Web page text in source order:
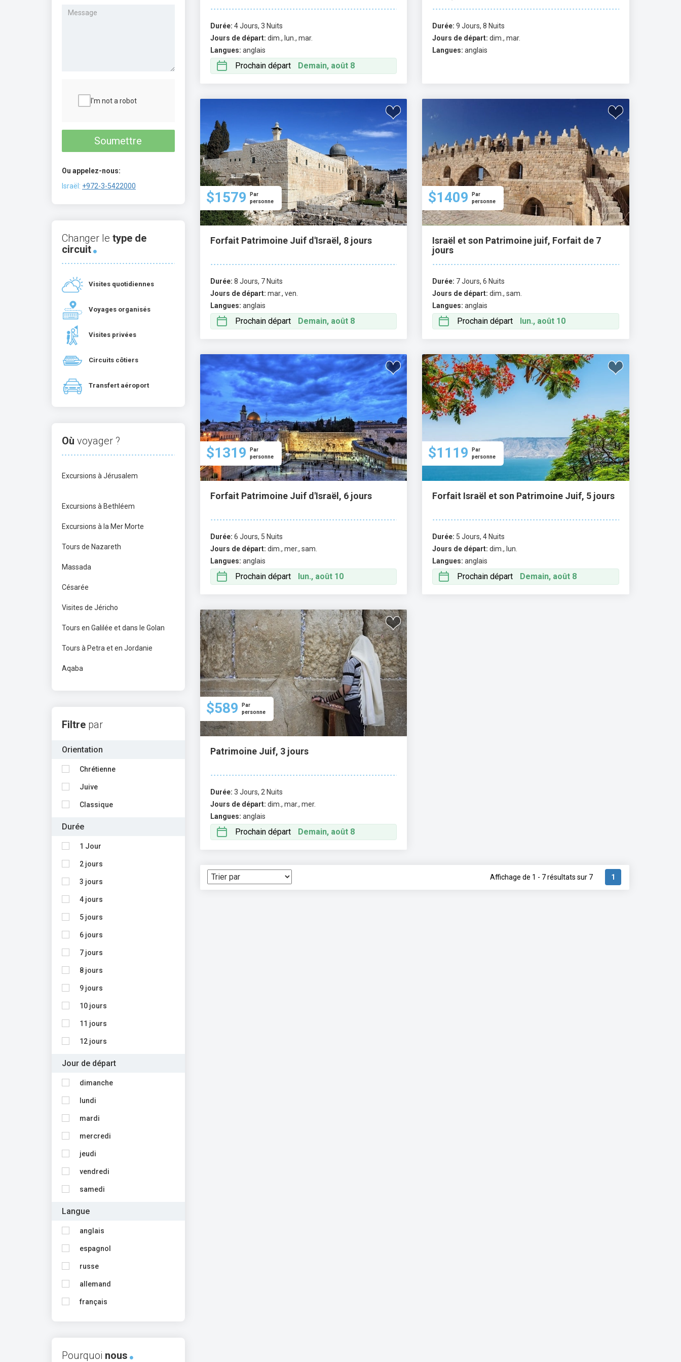
I'm not a robot
Soumettre
Ou appelez-nous:
Israël: +972-3-5422000
Changer le type de
circuit
Visites quotidiennes
Voyages organisés
Visites privées
Circuits côtiers
Transfert aéroport
Où voyager ?
Excursions à Jérusalem
Excursions à Bethléem
Excursions à la Mer Morte
Tours de Nazareth
Massada
Césarée
Visites de Jéricho
Tours en Galilée et dans le Golan
Tours à Petra et en Jordanie
Aqaba
Filtre par
Orientation
Chrétienne
Juive
Classique
Durée
1 Jour
2 jours
3 jours
4 jours
5 jours
6 jours
7 jours
8 jours
9 jours
10 jours
11 jours
12 jours
Jour de départ
dimanche
lundi
mardi
mercredi
jeudi
vendredi
samedi
Langue
anglais
espagnol
russe
allemand
français
Pourquoi nous
Durée: 4 Jours, 3 Nuits
Jours de départ: dim., lun., mar.
Langues: anglais
Prochain départ Demain, août 8
Durée: 9 Jours, 8 Nuits
Jours de départ: dim., mar.
Langues: anglais
$1579
Par
personne
Forfait Patrimoine Juif d'Israël, 8 jours
Durée: 8 Jours, 7 Nuits
Jours de départ: mar., ven.
Langues: anglais
Prochain départ Demain, août 8
$1409
Par
personne
Israël et son Patrimoine juif, Forfait de 7
jours
Durée: 7 Jours, 6 Nuits
Jours de départ: dim., sam.
Langues: anglais
Prochain départ lun., août 10
$1319
Par
personne
Forfait Patrimoine Juif d'Israël, 6 jours
Durée: 6 Jours, 5 Nuits
Jours de départ: dim., mer., sam.
Langues: anglais
Prochain départ lun., août 10
$1119
Par
personne
Forfait Israël et son Patrimoine Juif, 5 jours
Durée: 5 Jours, 4 Nuits
Jours de départ: dim., lun.
Langues: anglais
Prochain départ Demain, août 8
$589
Par
personne
Patrimoine Juif, 3 jours
Durée: 3 Jours, 2 Nuits
Jours de départ: dim., mar., mer.
Langues: anglais
Prochain départ Demain, août 8
Affichage de 1 - 7 résultats sur 7 1